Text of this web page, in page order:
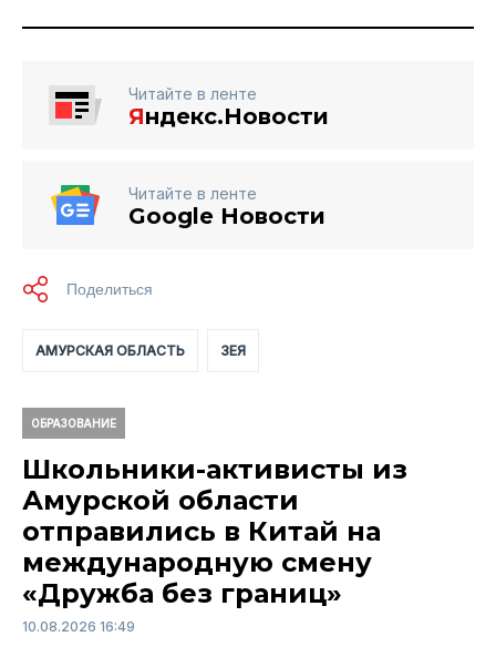
Читайте в ленте
Яндекс.Новости
Читайте в ленте
Google Новости
АМУРСКАЯ ОБЛАСТЬ ЗЕЯ
ОБРАЗОВАНИЕ
Школьники-активисты из
Амурской области
отправились в Китай на
международную смену
«Дружба без границ»
10.08.2026 16:49